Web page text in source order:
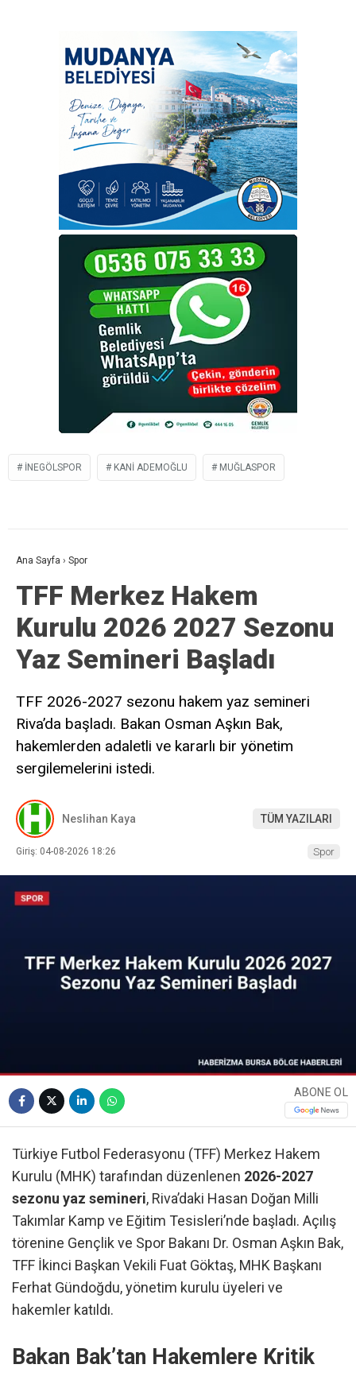
INEGÖLSPOR KANI ADEMOĞLU MUĞLASPOR
Ana Sayfa › Spor
TFF Merkez Hakem
Kurulu 2026 2027 Sezonu
Yaz Semineri Başladı
TFF 2026-2027 sezonu hakem yaz semineri
Riva’da başladı. Bakan Osman Aşkın Bak,
hakemlerden adaletli ve kararlı bir yönetim
sergilemelerini istedi.
Neslihan Kaya TÜM YAZILARI
Giriş: 04-08-2026 18:26 Spor
ABONE OL
Türkiye Futbol Federasyonu (TFF) Merkez Hakem
Kurulu (MHK) tarafından düzenlenen 2026-2027
sezonu yaz semineri, Riva’daki Hasan Doğan Milli
Takımlar Kamp ve Eğitim Tesisleri’nde başladı. Açılış
törenine Gençlik ve Spor Bakanı Dr. Osman Aşkın Bak,
TFF İkinci Başkan Vekili Fuat Göktaş, MHK Başkanı
Ferhat Gündoğdu, yönetim kurulu üyeleri ve
hakemler katıldı.
Bakan Bak’tan Hakemlere Kritik